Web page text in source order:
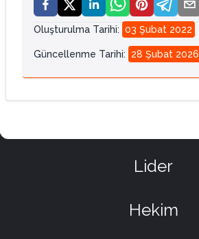
Oluşturulma Tarihi: 03 Şubat 2022
Güncellenme Tarihi: 28 Şubat 2026
Lider
Hekim